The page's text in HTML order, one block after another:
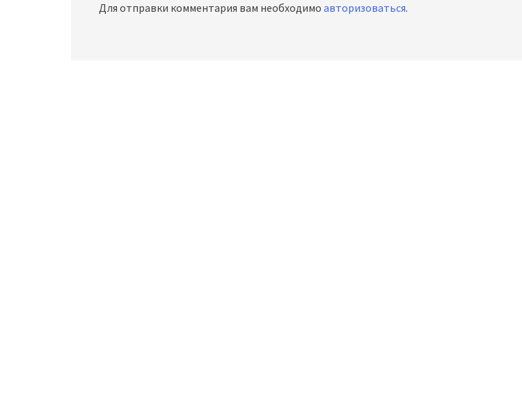
Для отправки комментария вам необходимо авторизоваться.